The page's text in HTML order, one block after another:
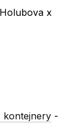
x
kontejnery -